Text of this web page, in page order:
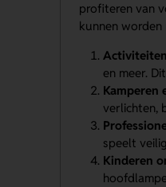
profiteren van
kunnen
en meer.
Kamperen
verlichten,
speelt
Kinderen